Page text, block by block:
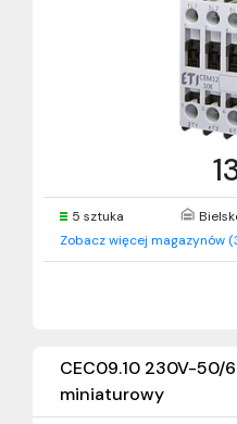
5 sztuka
Zobacz więcej magazynów
CEC09.10 230V-50/
miniaturowy